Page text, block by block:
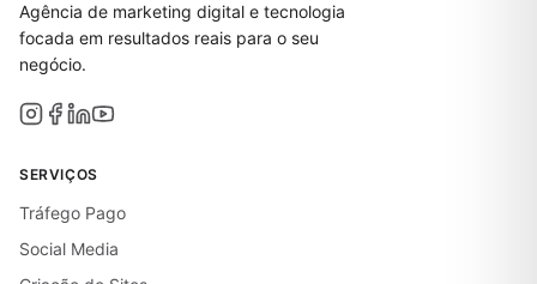
Agência de marketing digital e tecnologia
focada em resultados reais para o seu
negócio.
SERVIÇOS
Tráfego Pago
Social Media